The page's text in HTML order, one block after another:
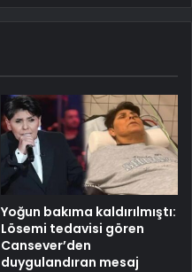
Yoğun bakıma kaldırılmıştı:
Lösemi tedavisi gören
Cansever’den
duygulandıran mesaj